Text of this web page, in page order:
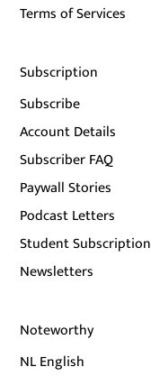
Terms of Services
Subscription
Subscribe
Account Details
Subscriber FAQ
Paywall Stories
Podcast Letters
Student Subscription
Newsletters
Noteworthy
NL English